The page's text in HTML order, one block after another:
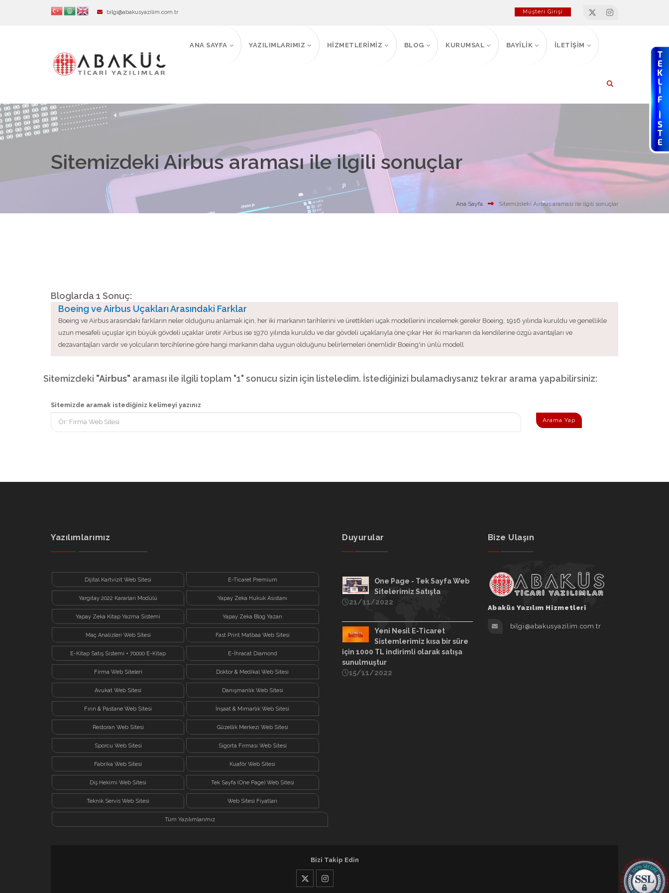
bilgi@abakusyazilim.com.tr Müşteri Girişi
ANA SAYFA YAZILIMLARIMIZ HİZMETLERİMİZ BLOG KURUMSAL BAYİLİK İLETİŞİM
Sitemizdeki Airbus araması ile ilgili sonuçlar
Ana Sayfa Sitemizdeki Airbus araması ile ilgili sonuçlar
Bloglarda 1 Sonuç:
Boeing ve Airbus Uçakları Arasındaki Farklar
Boeing ve Airbus arasındaki farkların neler olduğunu anlamak için, her iki markanın tarihlerini ve ürettikleri uçak modellerini incelemek gerekir Boeing, 1916 yılında kuruldu ve genellikle
uzun mesafeli uçuşlar için büyük gövdeli uçaklar üretir Airbus ise 1970 yılında kuruldu ve dar gövdeli uçaklarıyla öne çıkar Her iki markanın da kendilerine özgü avantajları ve
dezavantajları vardır ve yolcuların tercihlerine göre hangi markanın daha uygun olduğunu belirlemeleri önemlidir Boeing'in ünlü modell
Sitemizdeki "Airbus" araması ile ilgili toplam "1" sonucu sizin için listeledim. İstediğinizi bulamadıysanız tekrar arama yapabilirsiniz:
Sitemizde aramak istediğiniz kelimeyi yazınız
Arama Yap
Yazılımlarımız
Dijital Kartvizit Web Sitesi E-Ticaret Premium
Yargıtay 2022 Kararları Modülü Yapay Zeka Hukuk Asistanı
Yapay Zeka Kitap Yazma Sistemi Yapay Zeka Blog Yazarı
Maç Analizleri Web Sitesi Fast Print Matbaa Web Sitesi
E-Kitap Satış Sistemi + 70000 E-Kitap E-İhracat Diamond
Firma Web Siteleri Doktor & Medikal Web Sitesi
Avukat Web Sitesi Danışmanlık Web Sitesi
Fırın & Pastane Web Sitesi İnşaat & Mimarlık Web Sitesi
Restoran Web Sitesi Güzellik Merkezi Web Sitesi
Sporcu Web Sitesi Sigorta Firması Web Sitesi
Fabrika Web Sitesi Kuaför Web Sitesi
Diş Hekimi Web Sitesi Tek Sayfa (One Page) Web Sitesi
Teknik Servis Web Sitesi Web Sitesi Fiyatları
Tüm Yazılımlarımız
Duyurular
One Page - Tek Sayfa Web
Sitelerimiz Satışta
21/11/2022
Yeni Nesil E-Ticaret
Sistemlerimiz kısa bir süre
için 1000 TL indirimli olarak satışa
sunulmuştur
15/11/2022
Bize Ulaşın
Abaküs Yazılım Hizmetleri
bilgi@abakusyazilim.com.tr
Bizi Takip Edin